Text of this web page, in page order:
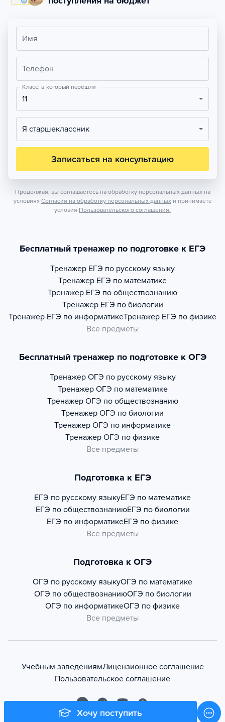
Хочу поступить
Имя
Телефон
Класс, в который перешли
11
Я старшеклассник
Записаться на консультацию
Продолжая, вы соглашаетесь на обработку персональных данных на
условиях Согласия на обработку персональных данных и принимаете
условия Пользовательского соглашения.
Бесплатный тренажер по подготовке к ЕГЭ
Тренажер ЕГЭ по русскому языку
Тренажер ЕГЭ по математике
Тренажер ЕГЭ по обществознанию
Тренажер ЕГЭ по биологии
Тренажер ЕГЭ по информатикеТренажер ЕГЭ по физике
Все предметы
Бесплатный тренажер по подготовке к ОГЭ
Тренажер ОГЭ по русскому языку
Тренажер ОГЭ по математике
Тренажер ОГЭ по обществознанию
Тренажер ОГЭ по биологии
Тренажер ОГЭ по информатике
Тренажер ОГЭ по физике
Все предметы
Подготовка к ЕГЭ
ЕГЭ по русскому языкуЕГЭ по математике
ЕГЭ по обществознаниюЕГЭ по биологии
ЕГЭ по информатикеЕГЭ по физике
Все предметы
Подготовка к ОГЭ
ОГЭ по русскому языкуОГЭ по математике
ОГЭ по обществознаниюОГЭ по биологии
ОГЭ по информатикеОГЭ по физике
Все предметы
Учебным заведениямЛицензионное соглашение
Пользовательское соглашение